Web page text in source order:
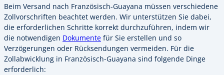
Beim Versand nach Französisch-Guayana müssen verschiedene
Zollvorschriften beachtet werden. Wir unterstützen Sie dabei,
die erforderlichen Schritte korrekt durchzuführen, indem wir
die notwendigen Dokumente für Sie erstellen und so
Verzögerungen oder Rücksendungen vermeiden. Für die
Zollabwicklung in Französisch-Guayana sind folgende Dinge
erforderlich: